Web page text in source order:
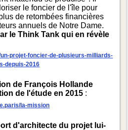
le foncier de l'île pour
de retombées financières
annuels de Notre Dame.
le Think Tank qui en révèle
projet-foncier-de-plusieurs-milliards-
depuis-2016
de François Hollande
de l'étude en 2015 :
la-mission
d'architecte du projet lui-